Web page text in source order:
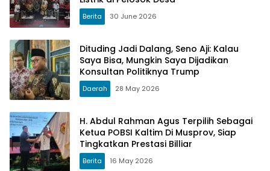
Berita 30 June 2026
Dituding Jadi Dalang, Seno Aji: Kalau
Saya Bisa, Mungkin Saya Dijadikan
Konsultan Politiknya Trump
Daerah 28 May 2026
H. Abdul Rahman Agus Terpilih Sebagai
Ketua POBSI Kaltim Di Musprov, Siap
Tingkatkan Prestasi Billiar
Berita 16 May 2026